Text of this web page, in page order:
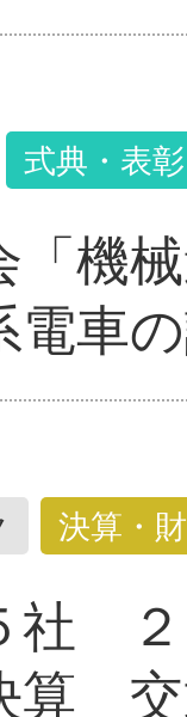
式典・表彰
「機
電車
決算・
社
算